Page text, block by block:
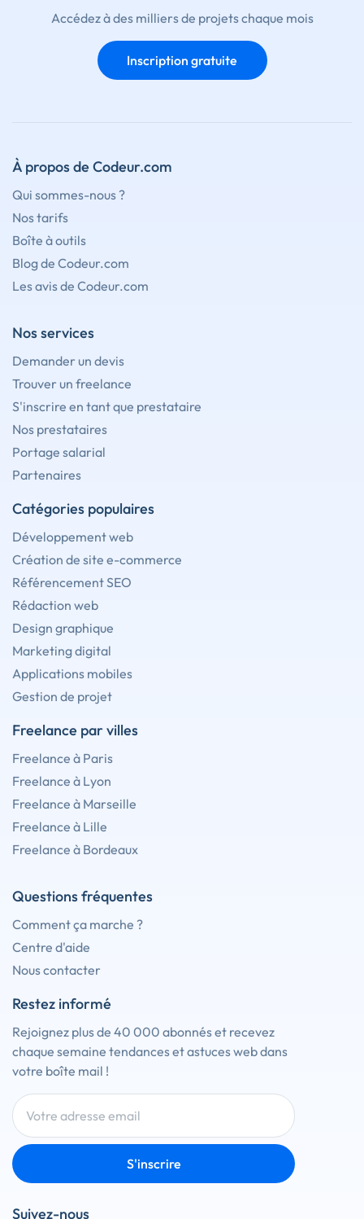
Accédez à des milliers de projets chaque mois
Inscription gratuite
À propos de Codeur.com
Qui sommes-nous ?
Nos tarifs
Boîte à outils
Blog de Codeur.com
Les avis de Codeur.com
Nos services
Demander un devis
Trouver un freelance
S'inscrire en tant que prestataire
Nos prestataires
Portage salarial
Partenaires
Catégories populaires
Développement web
Création de site e-commerce
Référencement SEO
Rédaction web
Design graphique
Marketing digital
Applications mobiles
Gestion de projet
Freelance par villes
Freelance à Paris
Freelance à Lyon
Freelance à Marseille
Freelance à Lille
Freelance à Bordeaux
Questions fréquentes
Comment ça marche ?
Centre d'aide
Nous contacter
Restez informé
Rejoignez plus de 40 000 abonnés et recevez
chaque semaine tendances et astuces web dans
votre boîte mail !
S'inscrire
Suivez-nous